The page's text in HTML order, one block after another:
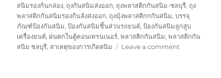
สนิมรองก้นกล่อง, ถุงกันสนิมส่งออก, ถุงพลาสติกกันสนิม-ชลบุรี, ถุง
พลาสติกกันสนิมรองก้นลังส่งออก, ถุงมุ้งพลาสติกกกันสนิม,บรรจุ
ภัณฑ์ป้องกันสนิม,ป้องกันสนิมชิ้นส่วนรถยนต์,ป้องกันสนิมลูกสูบ
เครื่องยนต์, ฝนตกในตู้คอนเทรนเนอร์,พลาสติกกันสนิม,พลาสติกกัน
สนิม ชลบุรี, สาเหตุของการเกิดสนิม Leave a commenton